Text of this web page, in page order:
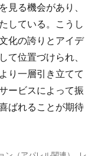
見る機会があり、
している。こうし
化の誇りとアイデ
て位置づけられ、
り一層引き立てて
ービスによって振
ばれることが期待